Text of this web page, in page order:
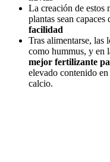
La creación de estos
plantas sean capaces
facilidad
Tras alimentarse, las
como hummus, y en
mejor fertilizante
elevado contenido
calcio.